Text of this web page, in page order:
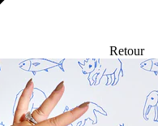
Retour